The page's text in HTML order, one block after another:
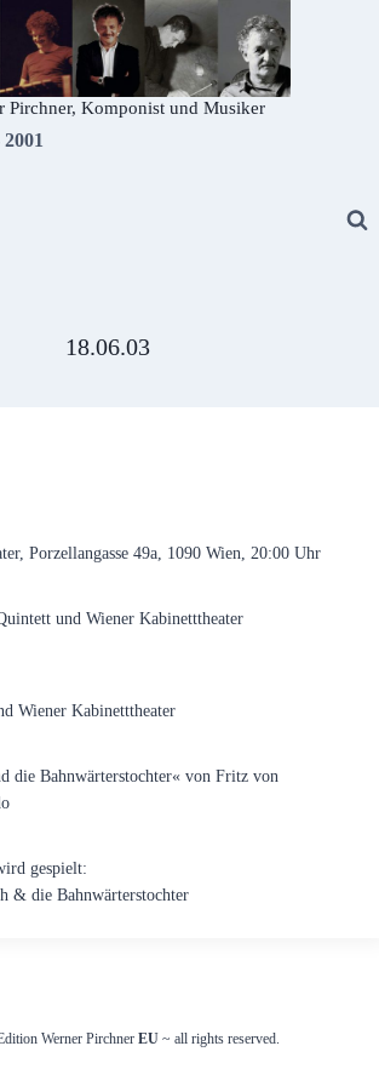
Pirchner, Komponist und Musiker
18.06.03
Porzellangasse 49a, 1090 Wien, 20:00 Uhr
und Wiener Kabinetttheater
Wiener Kabinetttheater
die Bahnwärterstochter« von Fritz von
gespielt:
& die Bahnwärterstochter
Werner Pirchner EU ~ all rights reserved.